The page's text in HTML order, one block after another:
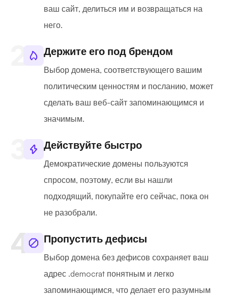
ваш сайт, делиться им и возвращаться на
него.
Держите его под брендом
Выбор домена, соответствующего вашим
политическим ценностям и посланию, может
сделать ваш веб-сайт запоминающимся и
значимым.
Действуйте быстро
Демократические домены пользуются
спросом, поэтому, если вы нашли
подходящий, покупайте его сейчас, пока он
не разобрали.
Пропустить дефисы
Выбор домена без дефисов сохраняет ваш
адрес .democrat понятным и легко
запоминающимся, что делает его разумным